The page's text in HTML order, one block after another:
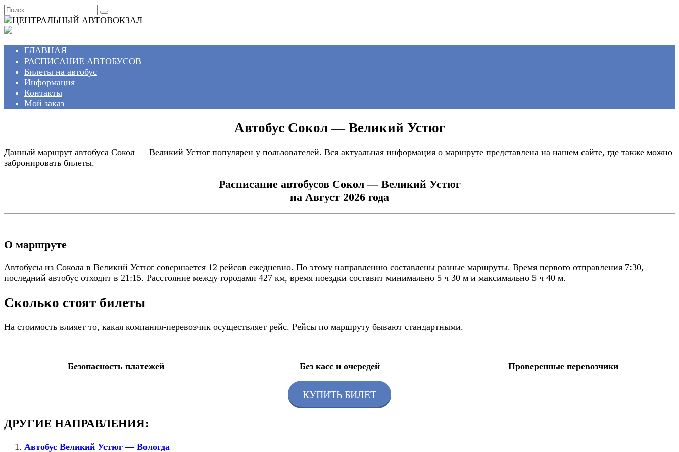
Перейти
к
содержанию
Search
for:
ГЛАВНАЯ
РАСПИСАНИЕ АВТОБУСОВ
Билеты на автобус
Информация
Контакты
Мой заказ
Автобус Сокол — Великий Устюг
Данный маршрут автобуса Сокол — Великий Устюг популярен у пользователей. Вся актуальная информация о маршруте представлена на нашем сайте, где также можно
забронировать билеты.
Расписание автобусов Сокол — Великий Устюг
на Август 2026 года
О маршруте
Автобусы из Сокола в Великий Устюг совершается 12 рейсов ежедневно. По этому направлению составлены разные маршруты. Время первого отправления 7:30,
последний автобус отходит в 21:15. Расстояние между городами 427 км, время поездки составит минимально 5 ч 30 м и максимально 5 ч 40 м.
Сколько стоят билеты
На стоимость влияет то, какая компания-перевозчик осуществляет рейс. Рейсы по маршруту бывают стандартными.
Безопасность платежей Без касс и очередей Проверенные перевозчики
КУПИТЬ БИЛЕТ
ДРУГИЕ НАПРАВЛЕНИЯ:
Автобус Великий Устюг — Вологда